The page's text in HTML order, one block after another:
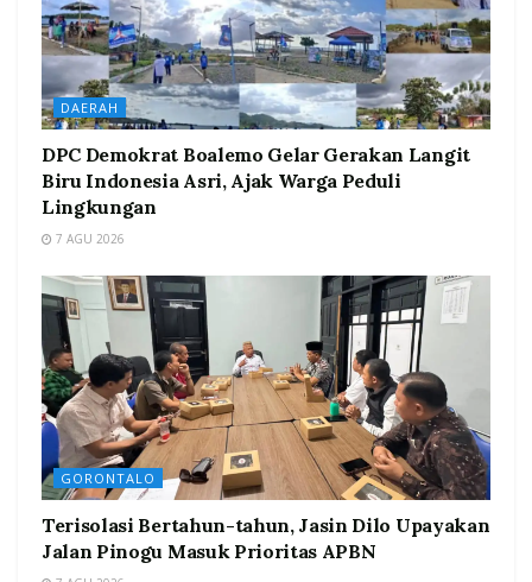
DAERAH
DPC Demokrat Boalemo Gelar Gerakan Langit
Biru Indonesia Asri, Ajak Warga Peduli
Lingkungan
7 AGU 2026
GORONTALO
Terisolasi Bertahun-tahun, Jasin Dilo Upayakan
Jalan Pinogu Masuk Prioritas APBN